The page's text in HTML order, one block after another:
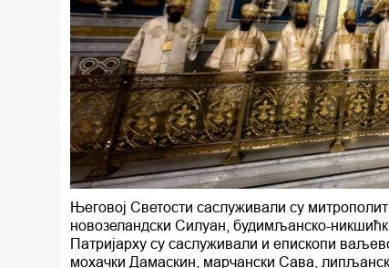
Његовој Светости саслуживали су
новозеландски Силуан, будимљанско-
Патријарху су саслуживали и епископи
мохачки Дамаскин, марчански Сава,